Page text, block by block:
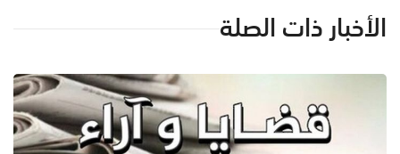
الأخبار ذات الصلة